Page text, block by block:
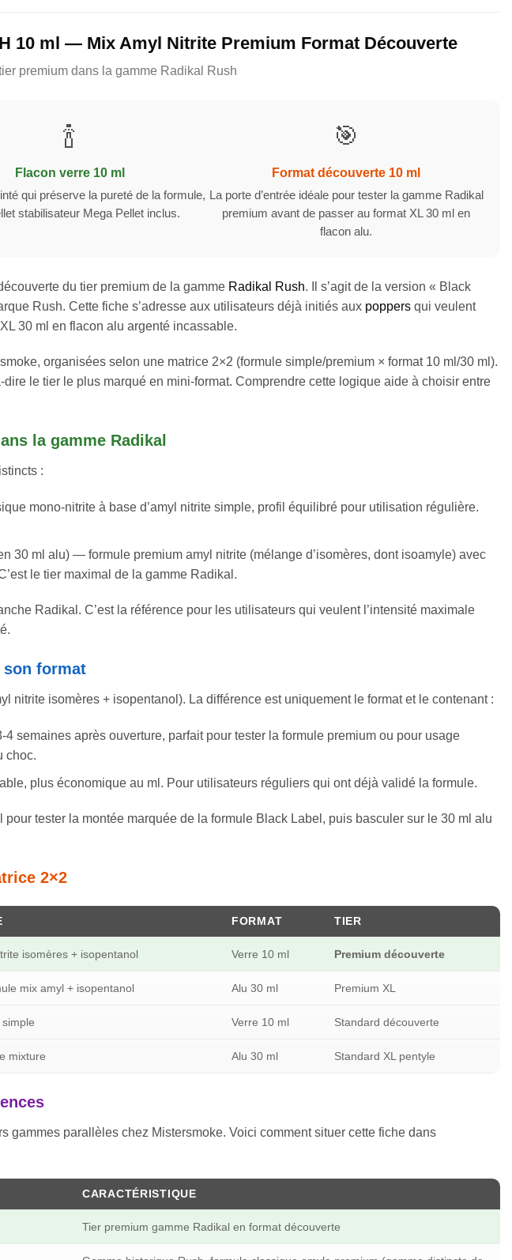
10 ml — Mix Amyl Nitrite Premium Format Découverte
premium dans la gamme Radikal Rush
🍾
Flacon verre 10 ml
qui préserve la pureté de la formule,
stabilisateur Mega Pellet inclus.
🎯
Format découverte 10 ml
La porte d’entrée idéale pour tester la gamme Radikal
premium avant de passer au format XL 30 ml en
flacon alu.
du tier premium de la gamme Radikal Rush. Il s’agit de la version « Black
Rush. Cette fiche s’adresse aux utilisateurs déjà initiés aux poppers qui veulent
30 ml en flacon alu argenté incassable.
organisées selon une matrice 2×2 (formule simple/premium × format 10 ml/30 ml).
dire le tier le plus marqué en mini-format. Comprendre cette logique aide à choisir entre
la gamme Radikal
:
mono-nitrite à base d’amyl nitrite simple, profil équilibré pour utilisation régulière.
30 ml alu) — formule premium amyl nitrite (mélange d’isomères, dont isoamyle) avec
le tier maximal de la gamme Radikal.
Radikal. C’est la référence pour les utilisateurs qui veulent l’intensité maximale
format
nitrite isomères + isopentanol). La différence est uniquement le format et le contenant :
semaines après ouverture, parfait pour tester la formule premium ou pour usage
choc.
plus économique au ml. Pour utilisateurs réguliers qui ont déjà validé la formule.
tester la montée marquée de la formule Black Label, puis basculer sur le 30 ml alu
2×2
FORMAT TIER
isomères + isopentanol Verre 10 ml Premium découverte
mix amyl + isopentanol Alu 30 ml Premium XL
Verre 10 ml Standard découverte
mixture Alu 30 ml Standard XL pentyle
parallèles chez Mistersmoke. Voici comment situer cette fiche dans
CARACTÉRISTIQUE
Tier premium gamme Radikal en format découverte